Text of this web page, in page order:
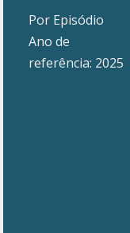
Por Episódio
Ano de
referência: 2025